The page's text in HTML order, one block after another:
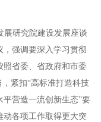
展研究院建设发展座谈
强调要深入学习贯彻
照省委、省政府和市委
紧扣“高标准打造科技
营造一流创新生态”要
动各项工作取得更大突